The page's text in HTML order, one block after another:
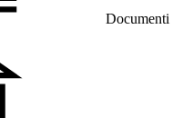
Documenti